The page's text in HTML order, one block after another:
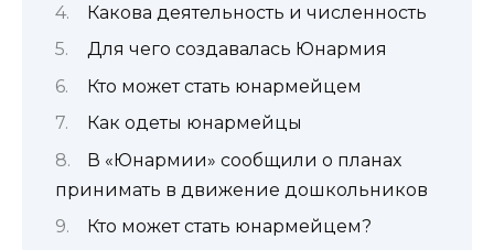
Какова деятельность и численность
Для чего создавалась Юнармия
Кто может стать юнармейцем
Как одеты юнармейцы
В «Юнармии» сообщили о планах
принимать в движение дошкольников
Кто может стать юнармейцем?